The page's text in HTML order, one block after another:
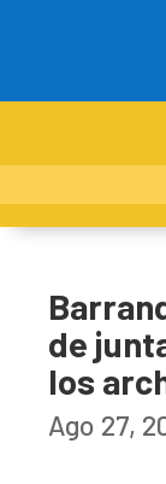
de
los
Ago 27,